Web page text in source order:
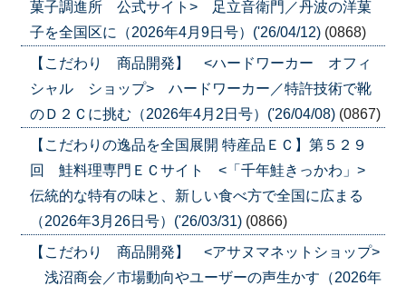
菓子調進所 公式サイト> 足立音衛門／丹波の洋菓
子を全国区に（2026年4月9日号）('26/04/12) (0868)
【こだわり 商品開発】 <ハードワーカー オフィ
シャル ショップ> ハードワーカー／特許技術で靴
のＤ２Ｃに挑む（2026年4月2日号）('26/04/08) (0867)
【こだわりの逸品を全国展開 特産品ＥＣ】第５２９
回 鮭料理専門ＥＣサイト <「千年鮭きっかわ」>
伝統的な特有の味と、新しい食べ方で全国に広まる
（2026年3月26日号）('26/03/31) (0866)
【こだわり 商品開発】 <アサヌマネットショップ>
浅沼商会／市場動向やユーザーの声生かす（2026年